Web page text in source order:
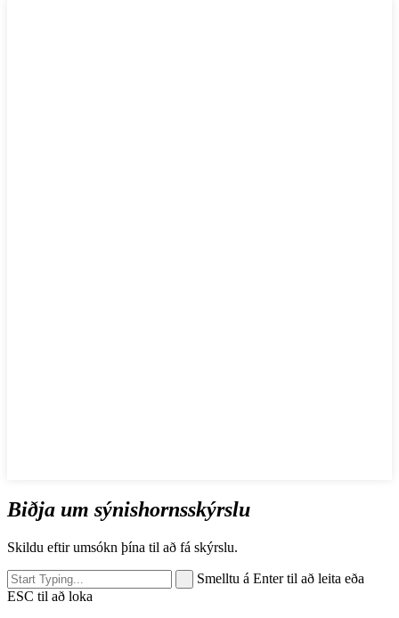
Biðja um sýnishornsskýrslu
Skildu eftir umsókn þína til að fá skýrslu.
Smelltu á Enter til að leita eða
ESC til að loka